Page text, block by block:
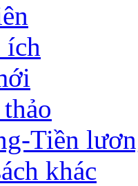
ích
Tiền
khác